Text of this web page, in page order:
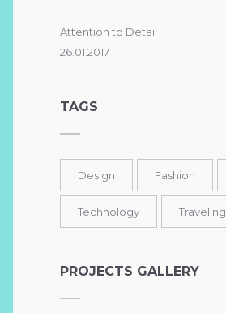
Attention to Detail
26.01.2017
TAGS
Design Fashion
Technology Traveling
PROJECTS GALLERY